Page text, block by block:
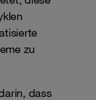
zu
dass